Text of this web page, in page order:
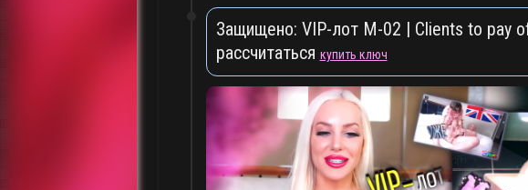
Защищено: VIP-лот M-02 | Clients to pay
рассчитаться купить ключ